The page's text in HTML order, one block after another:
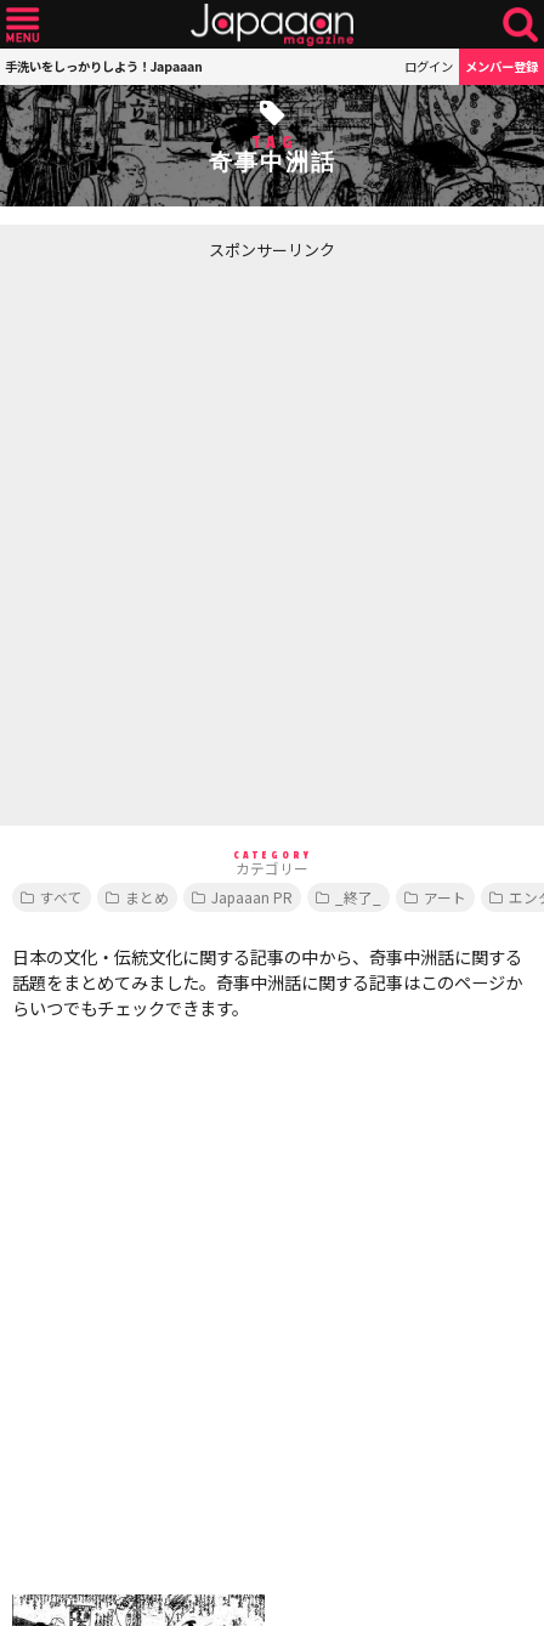
手洗いをしっかりしよう！Japaaan ログイン メンバー登録
TAG
奇事中洲話
スポンサーリンク
CATEGORY
カテゴリー
すべて
まとめ Japaaan PR _終了_ アート エン
日本の文化・伝統文化に関する記事の中から、奇事中洲話に関する
話題をまとめてみました。奇事中洲話に関する記事はこのページか
らいつでもチェックできます。